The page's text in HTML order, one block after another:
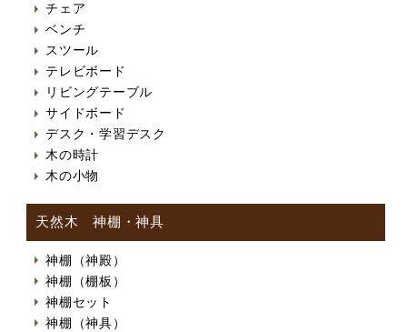
チェア
ベンチ
スツール
テレビボード
リビングテーブル
サイドボード
デスク・学習デスク
木の時計
木の小物
天然木 神棚・神具
神棚（神殿）
神棚（棚板）
神棚セット
神棚（神具）